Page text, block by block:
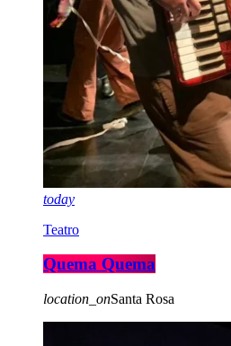
today
Teatro
Quema Quema
location_onSanta Rosa